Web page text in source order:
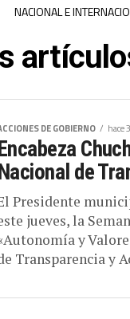
NACIONAL E
DE GOBIERNO hace
de
Presidente
jueves, la
y
Transparencia y